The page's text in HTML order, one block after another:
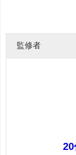
監修者